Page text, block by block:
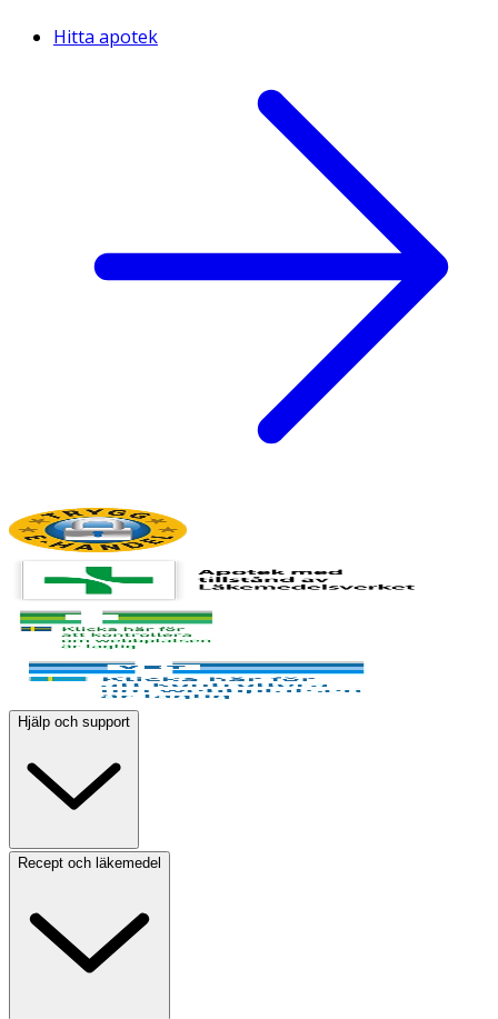
Hitta apotek
Hjälp och support
Recept och läkemedel